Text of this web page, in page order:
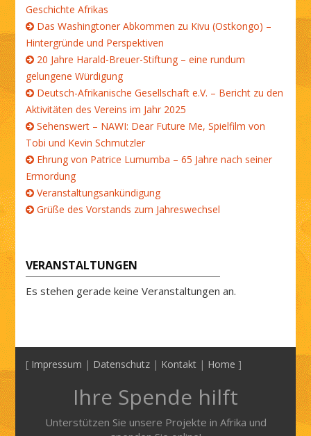
Geschichte Afrikas
Das Washingtoner Abkommen zu Kivu (Ostkongo) –
Hintergründe und Perspektiven
20 Jahre Harald-Breuer-Stiftung – eine rundum
gelungene Würdigung
Deutsch-Afrikanische Gesellschaft e.V. – Bericht zu den
Aktivitäten des Vereins im Jahr 2025
Sehenswert – NAWI: Dear Future Me, Spielfilm von
Tobi und Kevin Schmutzler
Ehrung von Patrice Lumumba – 65 Jahre nach seiner
Ermordung
Veranstaltungsankündigung
Grüße des Vorstands zum Jahreswechsel
VERANSTALTUNGEN
Es stehen gerade keine Veranstaltungen an.
[ Impressum | Datenschutz | Kontakt | Home ]
Ihre Spende hilft
Unterstützen Sie unsere Projekte in Afrika und